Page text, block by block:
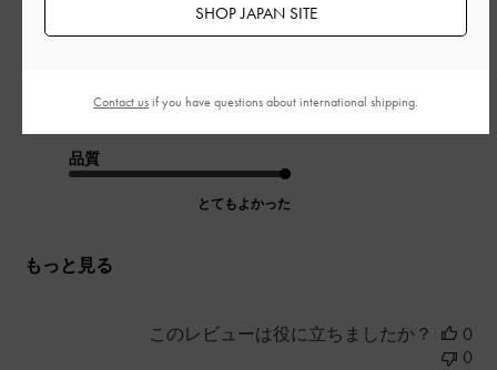
サイズ:
とてもよかった
品質
とてもよかった
もっと見る
このレビューは役に立ちましたか？
0
0
SHOP JAPAN SITE
Contact usif you have questions about international shipping.